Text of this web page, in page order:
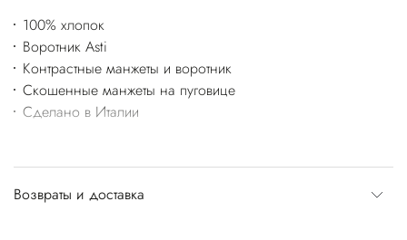
100% хлопок
Воротник Asti
Контрастные манжеты и воротник
Скошенные манжеты на пуговице
Сделано в Италии
Возвраты и доставка